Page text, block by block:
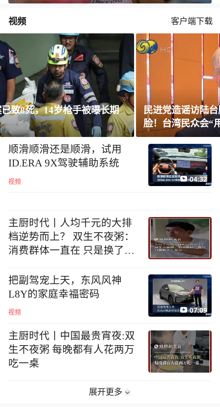
视频 客户端下载
民进党造谣访陆台胞失联，夏立言：数据打
脸！台湾民众会“用脚投票”
顺滑顺滑还是顺滑，试用
ID.ERA 9X驾驶辅助系统
视频 04:32
主厨时代丨人均千元的大排
档逆势而上？ 双生不夜粥：
消费群体一直在 只是换了个
把副驾宠上天，东风风神
L8Y的家庭幸福密码
视频 07:09
主厨时代丨中国最贵宵夜:双
生不夜粥 每晚都有人花两万
吃一桌
展开更多